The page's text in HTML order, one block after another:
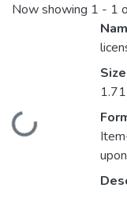
Now showing 1 - 1
Loading...